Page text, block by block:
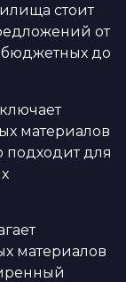
стоит
от
до
материалов
подходит для
материалов